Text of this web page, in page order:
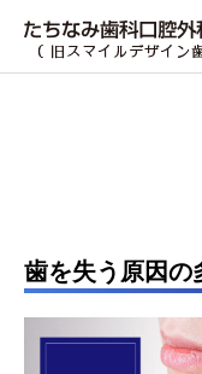
歯を失う原因の